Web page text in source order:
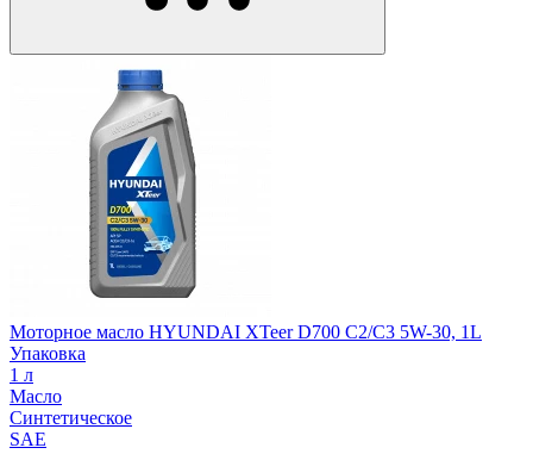
Моторное масло HYUNDAI XTeer D700 C2/C3 5W-30, 1L
Упаковка
1 л
Масло
Синтетическое
SAE